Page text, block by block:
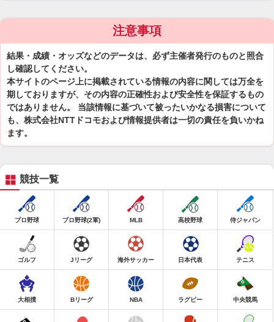
注意事項
結果・成績・オッズなどのデータは、必ず主催者発行のものと照合
し確認してください。
本サイトのページ上に掲載されている情報の内容に関しては万全を
期しておりますが、その内容の正確性および安全性を保証するもの
ではありません。 当該情報に基づいて被ったいかなる損害について
も、株式会社NTTドコモおよび情報提供者は一切の責任を負いかね
ます。
競技一覧
プロ野球 プロ野球(2軍) MLB 高校野球 侍ジャパン
ゴルフ Jリーグ 海外サッカー 日本代表 テニス
大相撲 Bリーグ NBA ラグビー 中央競馬